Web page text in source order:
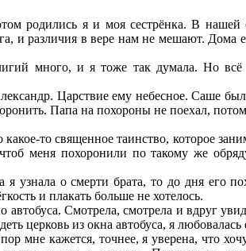
родились я и моя сестрёнка. В нашей
и различия в вере нам не мешают. Дома
много, и я тоже так думала. Но всё
Царствие ему небесное. Саше
Папа на похороны не поехал,
то священное таинство, которое
меня похоронили по такому же
узнала о смерти брата, то до дня его
и плакать больше не хотелось.
Смотрела, смотрела и вдруг
церковь из окна автобуса, я любовалась
мне кажется, точнее, я уверена, что